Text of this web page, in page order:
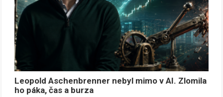
Leopold Aschenbrenner nebyl mimo v AI. Zlomila
ho páka, čas a burza